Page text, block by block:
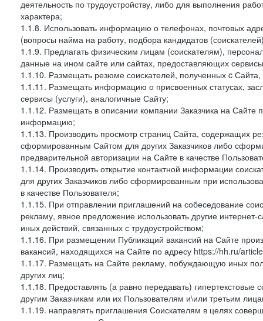
деятельность по трудоустройству, либо для выполнения
характера;
1.1.8. Использовать информацию о телефонах, почтовых
(вопросы найма на работу, подбора кандидатов
1.1.9. Предлагать физическим лицам (соискателям),
данные на ином сайте или сайтах, предоставляющих
1.1.10. Размещать резюме соискателей, полученных c
1.1.11. Размещать информацию о присвоенных статусах,
сервисы (услуги), аналогичные Сайту;
1.1.12. Размещать в описании компании Заказчика на Сайте
информацию;
1.1.13. Производить просмотр страниц Сайта, содержащих
сформированным Сайтом для других Заказчиков либо
предварительной авторизации на Сайте в качестве
1.1.14. Производить открытие контактной информации
для других Заказчиков либо сформированным при
в качестве Пользователя;
1.1.15. При отправлении приглашений на собеседование
рекламу, явное предложение использовать другие
иных действий, связанных с трудоустройством;
1.1.16. При размещении Публикаций вакансий на Сайте
вакансий, находящихся на Сайте по адресу https://hh.ru/
1.1.17. Размещать на Сайте рекламу, побуждающую иных
других лиц;
1.1.18. Предоставлять (а равно передавать)
другим Заказчикам или их Пользователям и\или третьим
1.1.19. направлять приглашения Соискателям в целях